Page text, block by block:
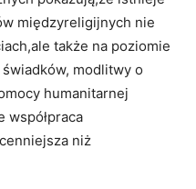
międzyreligijnych nie
także na poziomie
modlitwy o
humanitarnej​
współpraca
niż